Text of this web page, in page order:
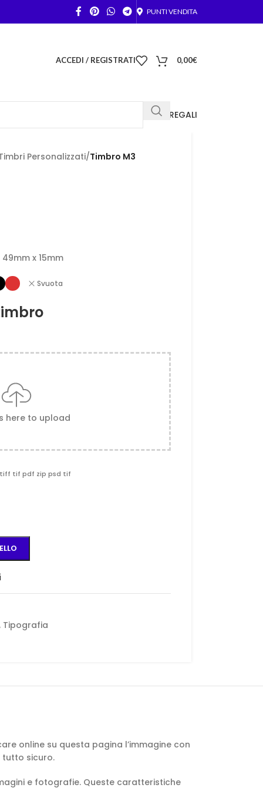
PUNTI VENDITA
ACCEDI / REGISTRATI 0,00€
FOTO REGALI
Personalizzati/Timbro M3
x 15mm
Svuota
here to upload
tiff tif pdf zip psd tif
Tipografia
online su questa pagina l’immagine con
tutto sicuro.
e fotografie. Queste caratteristiche